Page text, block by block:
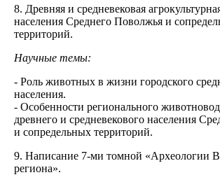
8. Древняя и средневековая
населения Среднего Поволжья и
территорий.
Научные темы:
- Роль животных в жизни городского
населения.
- Особенности регионального
древнего и средневекового населения
и сопредельных территорий.
9. Написание 7-ми томной «Археологии
региона».